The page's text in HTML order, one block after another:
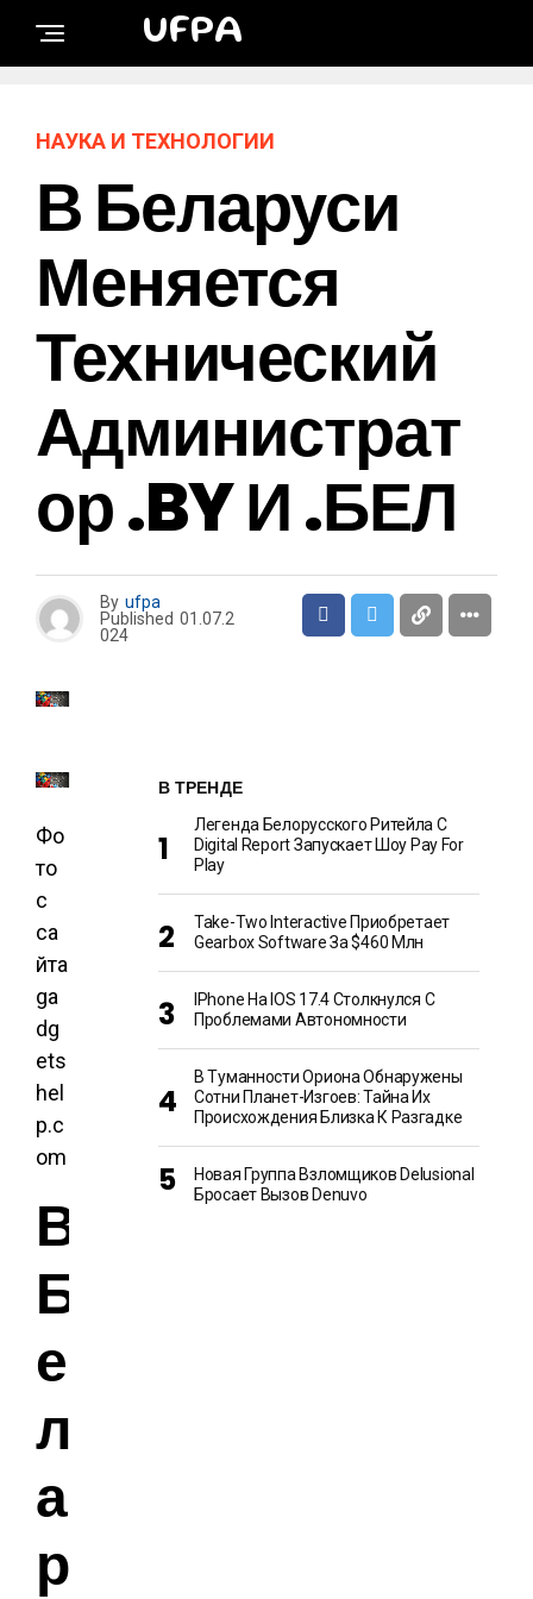
UFPA
НАУКА И ТЕХНОЛОГИИ
В Беларуси
Меняется
Технический
Администрат
Ор .BY И .БЕЛ
By ufpa
Published 01.07.2
024
Фо
то
с
са
йта
ga
dg
ets
hel
p.c
om
В
Б
е
л
а
р
В ТРЕНДЕ
Легенда Белорусского Ритейла C
Digital Report Запускает Шоу Pay For
Play
Take-Two Interactive Приобретает
Gearbox Software За $460 Млн
IPhone На IOS 17.4 Столкнулся С
Проблемами Автономности
В Туманности Ориона Обнаружены
Сотни Планет-Изгоев: Тайна Их
Происхождения Близка К Разгадке
Новая Группа Взломщиков Delusional
Бросает Вызов Denuvo